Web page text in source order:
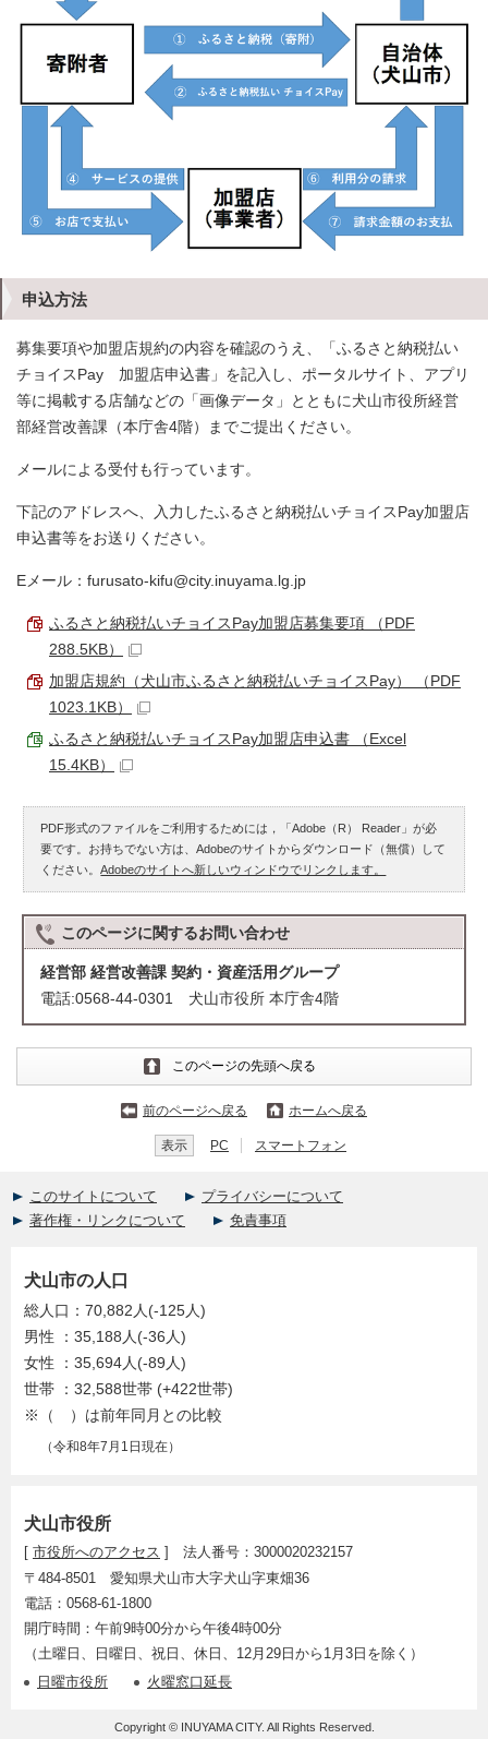
申込方法
募集要項や加盟店規約の内容を確認のうえ、「ふるさと納税払い
チョイスPay 加盟店申込書」を記入し、ポータルサイト、アプリ
等に掲載する店舗などの「画像データ」とともに犬山市役所経営
部経営改善課（本庁舎4階）までご提出ください。
メールによる受付も行っています。
下記のアドレスへ、入力したふるさと納税払いチョイスPay加盟店
申込書等をお送りください。
Eメール ： furusato-kifu@city.inuyama.lg.jp
ふるさと納税払いチョイスPay加盟店募集要項 （PDF
288.5KB）
加盟店規約（犬山市ふるさと納税払いチョイスPay） （PDF
1023.1KB）
ふるさと納税払いチョイスPay加盟店申込書 （Excel
15.4KB）
PDF形式のファイルをご利用するためには，「Adobe（R） Reader」が必
要です。お持ちでない方は、Adobeのサイトからダウンロード（無償）して
ください。Adobeのサイトへ新しいウィンドウでリンクします。
このページに関するお問い合わせ
経営部 経営改善課 契約・資産活用グループ
電話:0568-44-0301 犬山市役所 本庁舎4階
このページの先頭へ戻る
前のページへ戻る ホームへ戻る
表示 PC スマートフォン
このサイトについて
プライバシーについて
著作権・リンクについて
免責事項
犬山市役所
[ 市役所へのアクセス ] 法人番号：3000020232157
〒484-8501 愛知県犬山市大字犬山字東畑36
電話：0568-61-1800
開庁時間：午前9時00分から午後4時00分
（土曜日、日曜日、祝日、休日、12月29日から1月3日を除く）
日曜市役所
火曜窓口延長
犬山市の人口
総人口：70,882人(-125人)
男性 ：35,188人(-36人)
女性 ：35,694人(-89人)
世帯 ：32,588世帯 (+422世帯)
※（ ）は前年同月との比較
（令和8年7月1日現在）
Copyright © INUYAMA CITY. All Rights Reserved.